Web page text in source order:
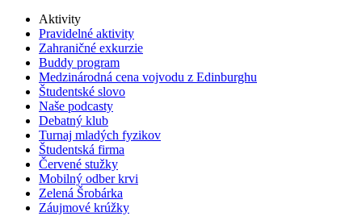
Aktivity
Pravidelné aktivity
Zahraničné exkurzie
Buddy program
Medzinárodná cena vojvodu z Edinburghu
Študentské slovo
Naše podcasty
Debatný klub
Turnaj mladých fyzikov
Študentská firma
Červené stužky
Mobilný odber krvi
Zelená Šrobárka
Záujmové krúžky